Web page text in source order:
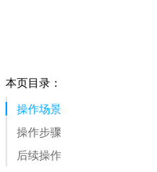
本页目录：
操作场景
操作步骤
后续操作